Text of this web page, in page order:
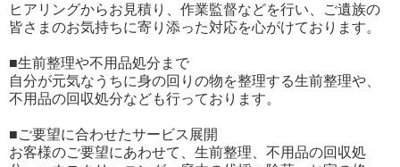
ヒアリングからお見積り、作業監督などを行い、ご遺族の
皆さまのお気持ちに寄り添った対応を心がけております。
■生前整理や不用品処分まで
自分が元気なうちに身の回りの物を整理する生前整理や、
不用品の回収処分なども行っております。
■ご要望に合わせたサービス展開
お客様のご要望にあわせて、生前整理、不用品の回収処